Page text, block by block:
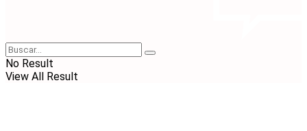
No Result
View All Result